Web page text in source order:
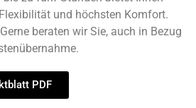
und höchsten Komfort.
beraten wir Sie, auch in Bezug
PDF